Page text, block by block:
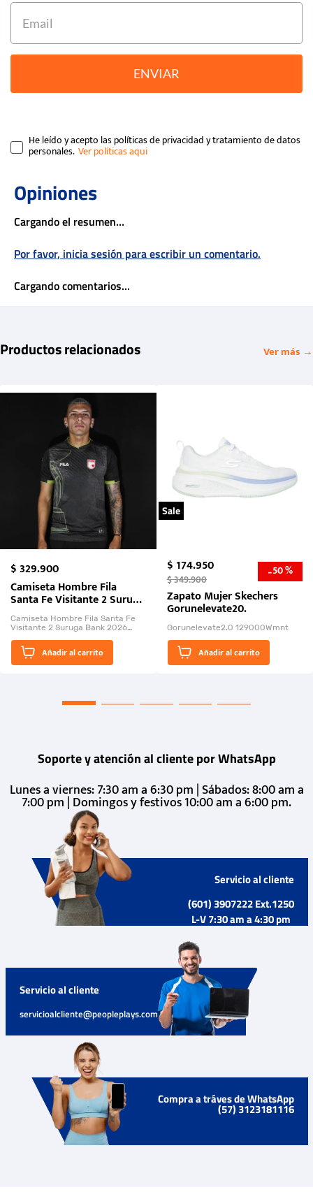
ENVIAR
He leído y acepto las políticas de privacidad y tratamiento de datos
personales.
Cargando el resumen…
Por favor, inicia sesión para escribir un comentario.
Cargando comentarios…
Productos relacionados Ver más →
$329.900
Camiseta Hombre Fila
Santa Fe Visitante 2 Suruga
Bank 2026
Camiseta Hombre Fila Santa Fe
Visitante 2 Suruga Bank 2026
El Rugido del Sol Naciente:
“Primeros para la Et...
Añadir al carrito
Sale
$174.950
$349.900 -50 %
Zapato Mujer Skechers
Gorunelevate20.
Gorunelevate2.0 129000Wmnt
Añadir al carrito
Soporte y atención al cliente por WhatsApp
Lunes a viernes: 7:30 am a 6:30 pm | Sábados: 8:00 am a
7:00 pm | Domingos y festivos 10:00 am a 6:00 pm.
Servicio al cliente
(601) 3907222 Ext.1250
L-V 7:30 am a 4:30 pm
Servicio al cliente
servicioalcliente@peopleplays.com
Compra a tráves de WhatsApp
(57) 3123181116